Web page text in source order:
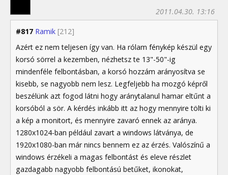
#817 Ramik [212]
2011.04.30. 13:16
Azért ez nem teljesen így van. Ha rólam fénykép készül egy
korsó sörrel a kezemben, nézhetsz te 13"-50"-ig
mindenféle felbontásban, a korsó hozzám arányosítva se
kisebb, se nagyobb nem lesz. Legfeljebb ha mozgó képről
beszélünk azt fogod látni hogy aránytalanul hamar eltűnt a
korsóból a sör. A kérdés inkább itt az hogy mennyire tölti ki
a kép a monitort, és mennyire zavaró ennek az aránya.
1280x1024-ban például zavart a windows látványa, de
1920x1080-ban már nincs bennem ez az érzés. Valószínű a
windows érzékeli a magas felbontást és eleve részlet
gazdagabb nagyobb felbontású betűket, ikonokat,